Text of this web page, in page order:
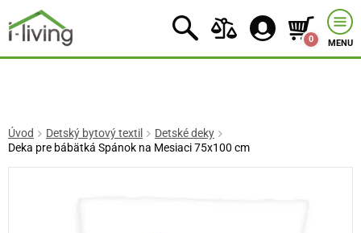
0 MENU
Úvod Detský bytový textil
Detské deky
Deka pre bábätká Spánok na Mesiaci 75x100 cm